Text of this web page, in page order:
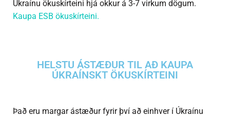
Úkraínu ökuskírteini hjá okkur á 3-7 virkum dögum.
Kaupa ESB ökuskírteini.
HELSTU ÁSTÆÐUR TIL AÐ KAUPA
ÚKRAÍNSKT ÖKUSKÍRTEINI
Það eru margar ástæður fyrir því að einhver í Úkraínu